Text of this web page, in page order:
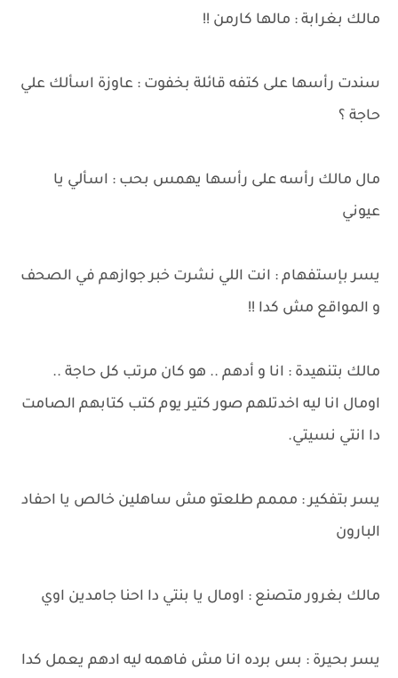
مالك بغرابة : مالها كارمن !!
سندت رأسها على كتفه قائلة بخفوت : عاوزة اسألك علي
حاجة ؟
مال مالك رأسه على رأسها يهمس بحب : اسألي يا
عيوني
يسر بإستفهام : انت اللي نشرت خبر جوازهم في الصحف
و المواقع مش كدا !!
مالك بتنهيدة : انا و أدهم .. هو كان مرتب كل حاجة ..
اومال انا ليه اخدتلهم صور كتير يوم كتب كتابهم الصامت
دا انتي نسيتي.
يسر بتفكير : مممم طلعتو مش ساهلين خالص يا احفاد
البارون
مالك بغرور متصنع : اومال يا بنتي دا احنا جامدين اوي
يسر بحيرة : بس برده انا مش فاهمه ليه ادهم يعمل كدا